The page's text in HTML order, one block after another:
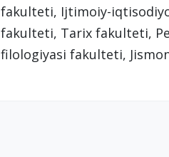
fakulteti, Ijtimoiy-
fakulteti, Tarix fakulteti,
filologiyasi fakulteti,